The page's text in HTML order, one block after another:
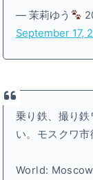
— 茉莉ゆう
September 17,
乗り鉄、撮り
い。モスクワ市
World: